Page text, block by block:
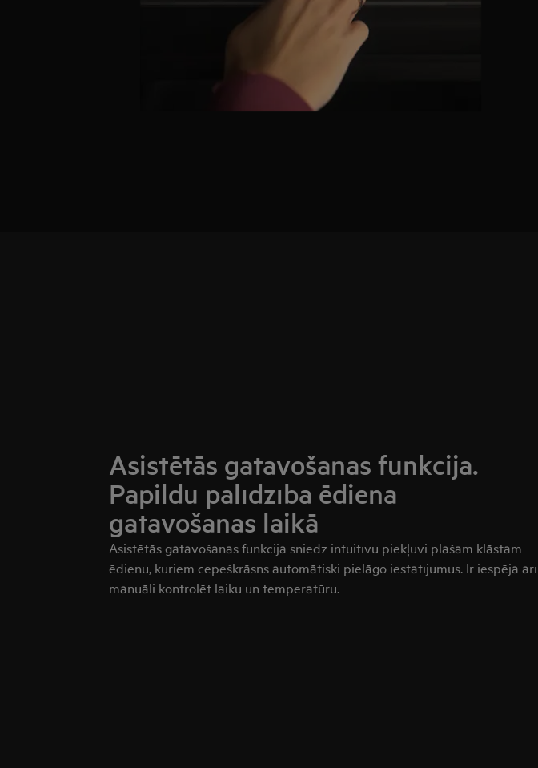
Asistētās gatavošanas funkcija.
Papildu palīdzība ēdiena
gatavošanas laikā
Asistētās gatavošanas funkcija sniedz intuitīvu piekļuvi plašam klāstam
ēdienu, kuriem cepeškrāsns automātiski pielāgo iestatījumus. Ir iespēja arī
manuāli kontrolēt laiku un temperatūru.